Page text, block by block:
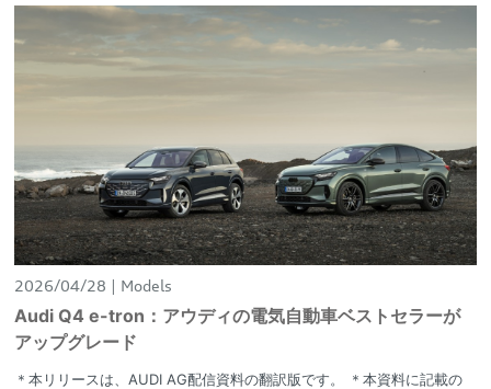
2026/04/28 Models
Audi Q4 e-tron：アウディの電気自動車ベストセラーが
アップグレード
＊本リリースは、AUDI AG配信資料の翻訳版です。 ＊本資料に記載の